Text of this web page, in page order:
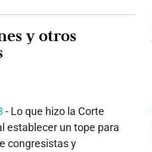
otros
- Lo que hizo la Corte
establecer un tope para
congresistas y